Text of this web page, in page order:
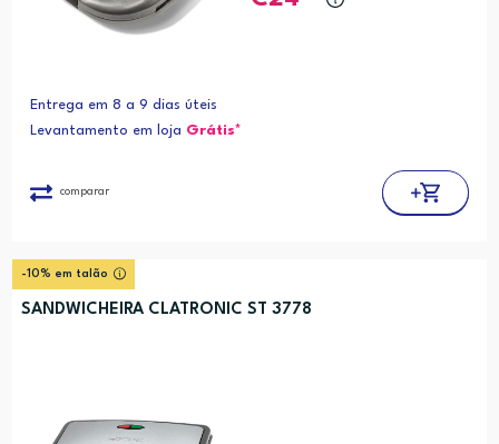
Entrega em 8 a 9 dias úteis
Levantamento em loja Grátis*
comparar
-10% em talão
SANDWICHEIRA CLATRONIC ST 3778